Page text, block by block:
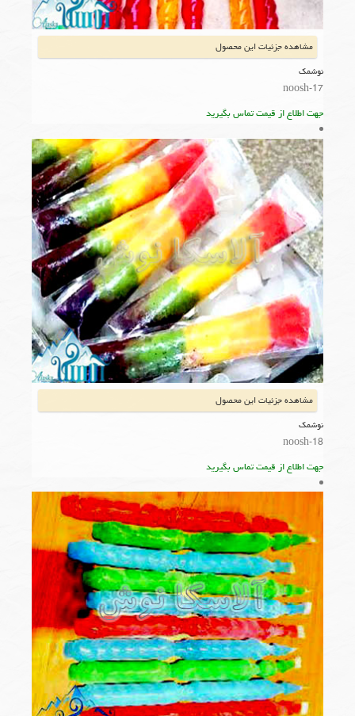
مشاهده جزئیات این محصول
نوشمک
noosh-17
جهت اطلاع از قیمت تماس بگیرید
مشاهده جزئیات این محصول
نوشمک
noosh-18
جهت اطلاع از قیمت تماس بگیرید